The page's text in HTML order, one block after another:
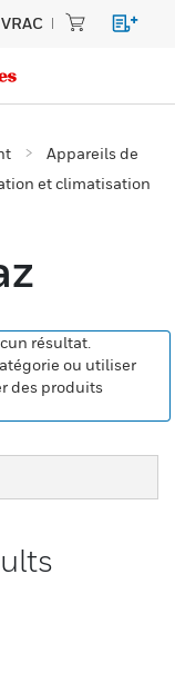
Appareils de
et climatisation
résultat.
ou utiliser
des produits